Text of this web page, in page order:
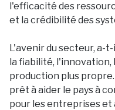
l'efficacité des
et la crédibilité des
L'avenir du secteur, a-
la fiabilité, l'innovation,
production plus
prêt à aider le pays à
pour les entreprises et